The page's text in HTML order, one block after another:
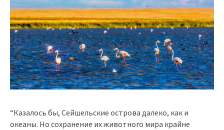
“Казалось бы, Сейшельские острова далеко, как и
океаны. Но сохранение их животного мира крайне